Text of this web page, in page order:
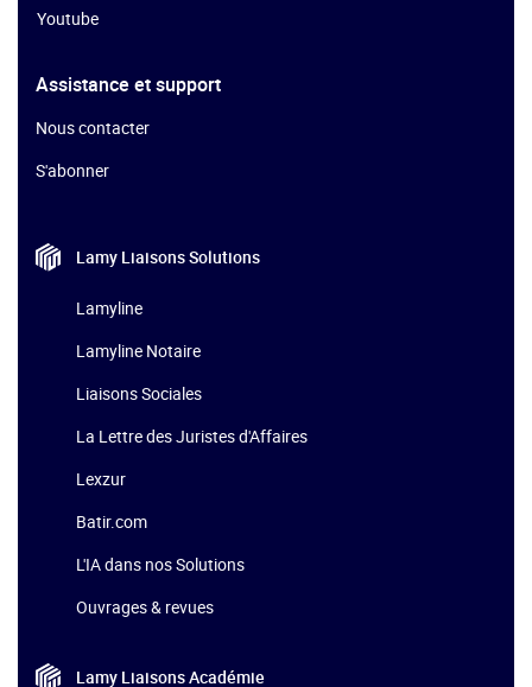
Youtube
Assistance et support
Nous contacter
S'abonner
Lamy LiaisonsSolutions
Lamyline
Lamyline Notaire
Liaisons Sociales
La Lettre des Juristes d'Affaires
Lexzur
Batir.com
L'IA dans nos Solutions
Ouvrages & revues
Lamy LiaisonsAcadémie